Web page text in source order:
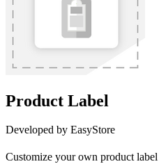
Product Label
Developed by EasyStore
Customize your own product